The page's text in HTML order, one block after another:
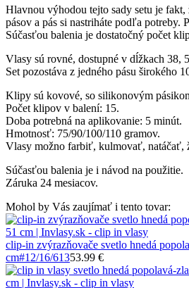
Hlavnou výhodou tejto sady setu je fakt,
pásov a pás si nastriháte podľa potreby.
Súčasťou balenia je dostatočný počet
Vlasy sú rovné, dostupné v dĺžkach 38,
Set pozostáva z jedného pásu širokého
Klipy sú kovové, so silikonovým
Počet klipov v balení: 15.
Doba potrebná na aplikovanie: 5 minút.
Hmotnosť: 75/90/100/110 gramov.
Vlasy možno farbiť, kulmovať, natáčať,
Súčasťou balenia je i návod na použitie.
Záruka 24 mesiacov.
Mohol by Vás zaujímať i tento tovar:
clip-in zvýrazňovače svetlo hnedá
cm#12/16/61353.99 €